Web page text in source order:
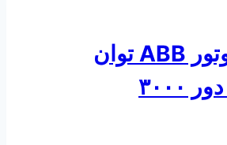
الکتروموتور ABB توان